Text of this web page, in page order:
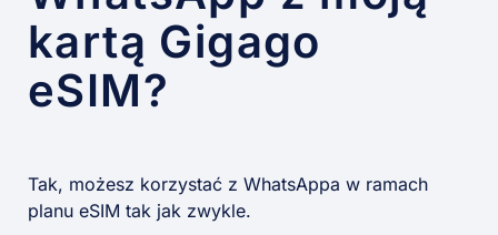
kartą Gigago
eSIM?
Tak, możesz korzystać z WhatsAppa w ramach
planu eSIM tak jak zwykle.